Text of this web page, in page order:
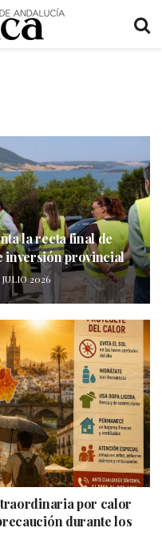
la recta final de
inversión provincial
2026
por calor
durante los